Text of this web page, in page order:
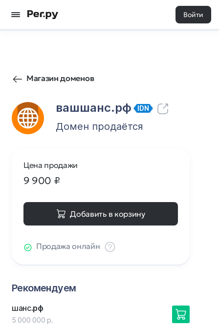
Войти
Магазин доменов
вашшанс.рф IDN
19 0
Домен продаётся
Цена продажи
9 900 ₽
Добавить в корзину
Продажа онлайн
Рекомендуем
шанс.рф
5 000 000 р.